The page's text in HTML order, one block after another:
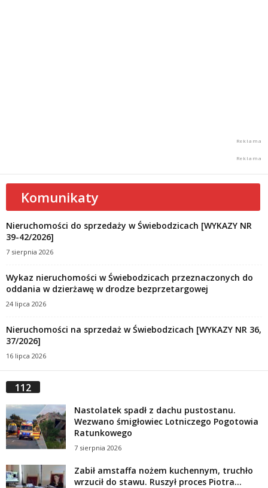
Komunikaty
Nieruchomości do sprzedaży w Świebodzicach [WYKAZY NR
39-42/2026]
7 sierpnia 2026
Wykaz nieruchomości w Świebodzicach przeznaczonych do
oddania w dzierżawę w drodze bezprzetargowej
24 lipca 2026
Nieruchomości na sprzedaż w Świebodzicach [WYKAZY NR 36,
37/2026]
16 lipca 2026
112
Nastolatek spadł z dachu pustostanu.
Wezwano śmigłowiec Lotniczego Pogotowia
Ratunkowego
7 sierpnia 2026
Zabił amstaffa nożem kuchennym, truchło
wrzucił do stawu. Ruszył proces Piotra...